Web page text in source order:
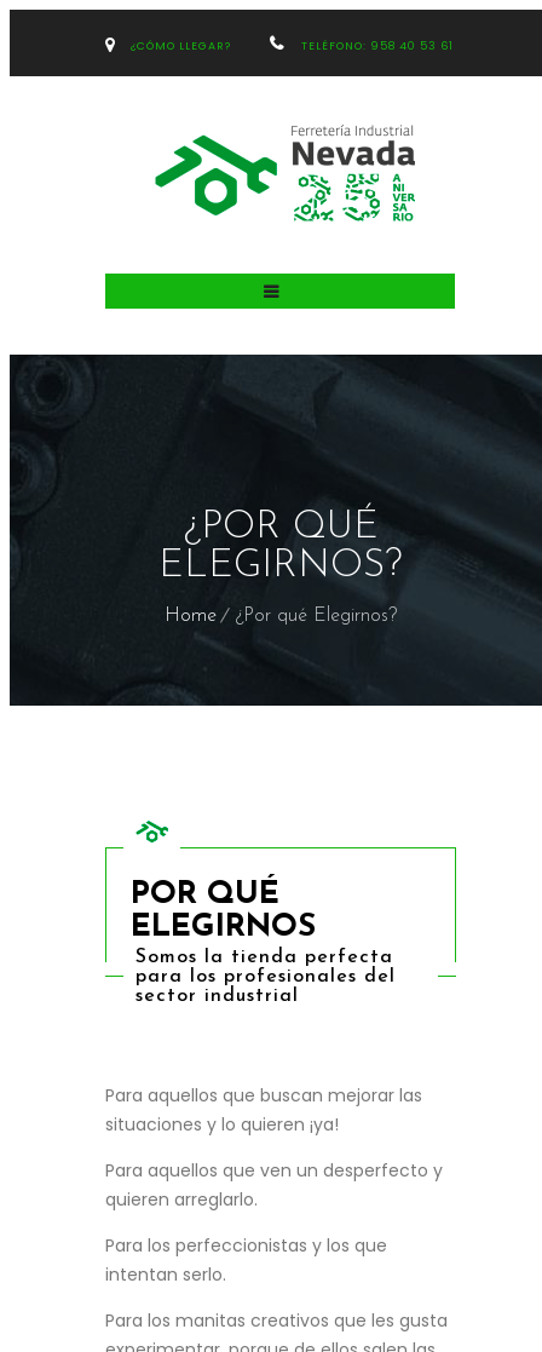
¿CÓMO LLEGAR? TELÉFONO: 958 40 53 61
¿POR QUÉ
ELEGIRNOS?
Home ¿Por qué Elegirnos?
POR QUÉ
ELEGIRNOS
Somos la tienda perfecta
para los profesionales del
sector industrial
Para aquellos que buscan mejorar las
situaciones y lo quieren ¡ya!
Para aquellos que ven un desperfecto y
quieren arreglarlo.
Para los perfeccionistas y los que
intentan serlo.
Para los manitas creativos que les gusta